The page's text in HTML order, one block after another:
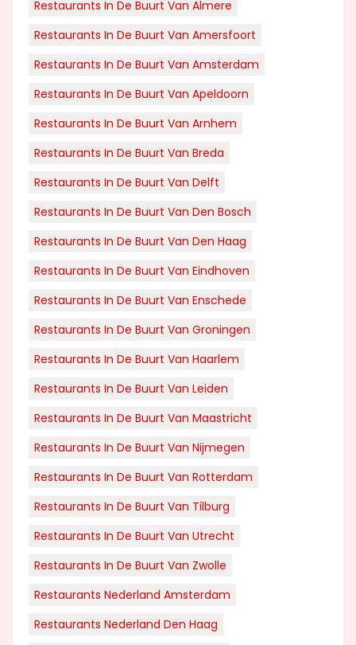
Restaurants In De Buurt Van Almere
Restaurants In De Buurt Van Amersfoort
Restaurants In De Buurt Van Amsterdam
Restaurants In De Buurt Van Apeldoorn
Restaurants In De Buurt Van Arnhem
Restaurants In De Buurt Van Breda
Restaurants In De Buurt Van Delft
Restaurants In De Buurt Van Den Bosch
Restaurants In De Buurt Van Den Haag
Restaurants In De Buurt Van Eindhoven
Restaurants In De Buurt Van Enschede
Restaurants In De Buurt Van Groningen
Restaurants In De Buurt Van Haarlem
Restaurants In De Buurt Van Leiden
Restaurants In De Buurt Van Maastricht
Restaurants In De Buurt Van Nijmegen
Restaurants In De Buurt Van Rotterdam
Restaurants In De Buurt Van Tilburg
Restaurants In De Buurt Van Utrecht
Restaurants In De Buurt Van Zwolle
Restaurants Nederland Amsterdam
Restaurants Nederland Den Haag